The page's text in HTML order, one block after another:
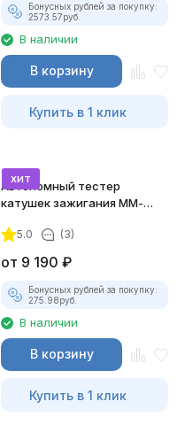
Бонусных рублей за покупку:
2573.57руб.
В наличии
В корзину
Купить в 1 клик
хит
Автономный тестер
катушек зажигания ММ-
комплект)
5.0 (3)
от 9 190 ₽
Бонусных рублей за покупку:
275.98руб.
В наличии
В корзину
Купить в 1 клик